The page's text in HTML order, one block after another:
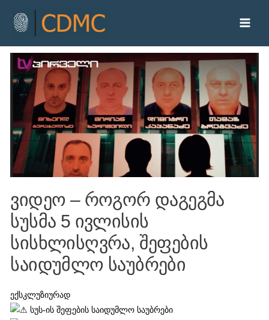
ვიდეო – როგორ დაგეგმა
სუსმა 5 ივლისის
სისხლისღვრა, შეფების
საიდუმლო საუბრები
ექსკლუზიურად
სუს-ის შეფების საიდუმლო საუბრები